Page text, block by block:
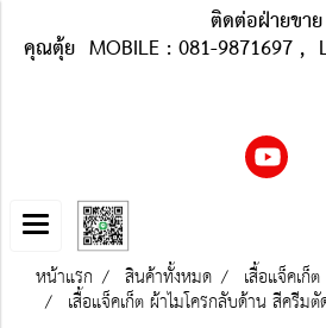
ติดต่อฝ่ายขาย
คุณตุ้ย MOBILE : 081-9871697 ,
หน้าแรก สินค้าทั้งหมด เสื้อแจ็คเก็ต
เสื้อแจ็คเก็ต ผ้าไมโครกลับด้าน สีครีม